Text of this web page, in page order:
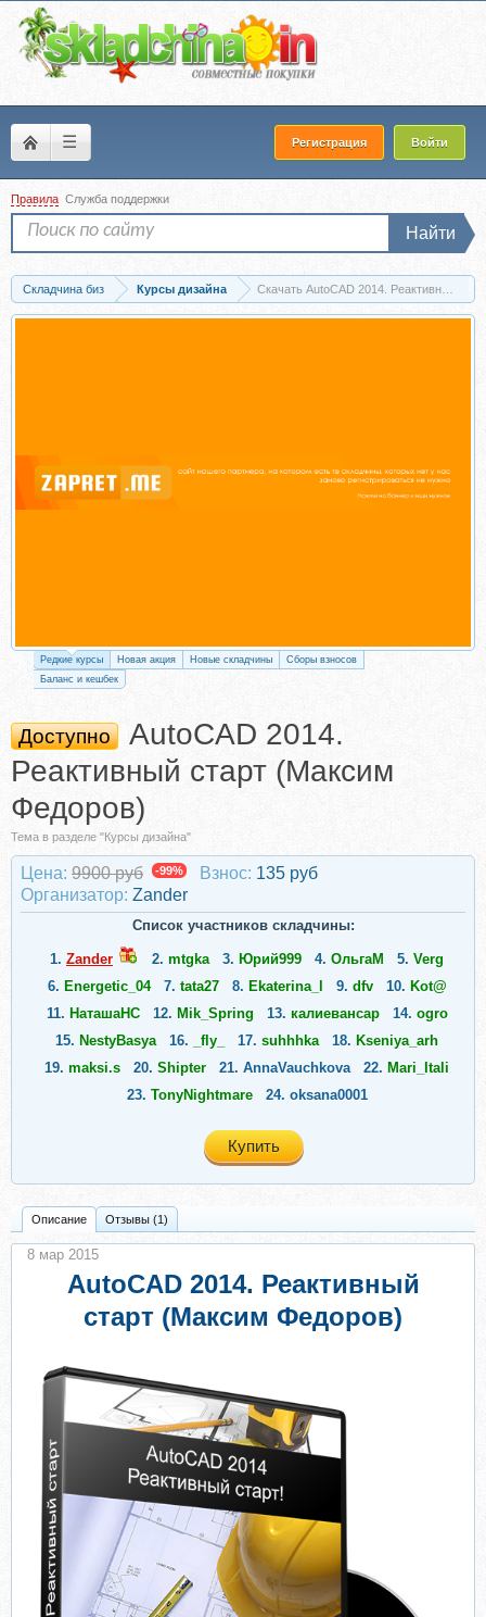
☰ Регистрация Войти
Правила Служба поддержки
Найти
Складчина биз Курсы дизайна Скачать AutoCAD 2014. Реактивный
Редкие курсы Новая акция Новые складчины
Сборы взносов
Баланс и кешбек
Доступно
AutoCAD 2014.
Реактивный старт (Максим
Федоров)
Тема в разделе "Курсы дизайна"
Цена: 9900 руб -99% Взнос: 135 руб
Организатор: Zander
Список участников складчины:
1. Zander 2. mtgka 3. Юрий999 4. ОльгаМ 5. Verg
6. Energetic_04 7. tata27 8. Ekaterina_l 9. dfv 10. Kot@
11. НаташаНС 12. Mik_Spring 13. калиевансар 14. ogro
15. NestyBasya 16. _fly_ 17. suhhhka 18. Kseniya_arh
19. maksi.s 20. Shipter 21. AnnaVauchkova 22. Mari_Itali
23. TonyNightmare 24. oksana0001
Купить
Описание Отзывы (1)
AutoCAD 2014. Реактивный
старт (Максим Федоров)
8 мар 2015